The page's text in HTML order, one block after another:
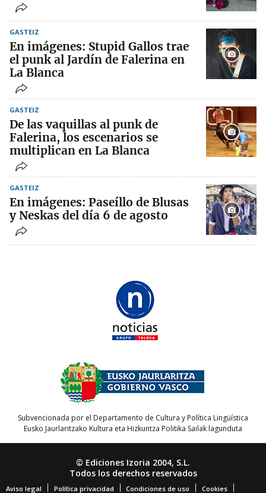
GASTEIZ
En imágenes: Stupid Gallos trae
el punk al Jardín de Falerina en
La Blanca
GASTEIZ
De las vaquillas al punk de
Falerina, los escenarios se
multiplican en La Blanca
GASTEIZ
En imágenes: Paseíllo de Blusas
y Neskas del día 6 de agosto
Subvencionada por el Departamento de Cultura y Política Lingüística
Eusko Jaurlaritzako Kultura eta Hizkuntza Politika Sailak lagunduta
© Ediciones Izoria 2004, S.L.
Todos los derechos reservados
Aviso legal Política privacidad Condiciones de uso Cookies